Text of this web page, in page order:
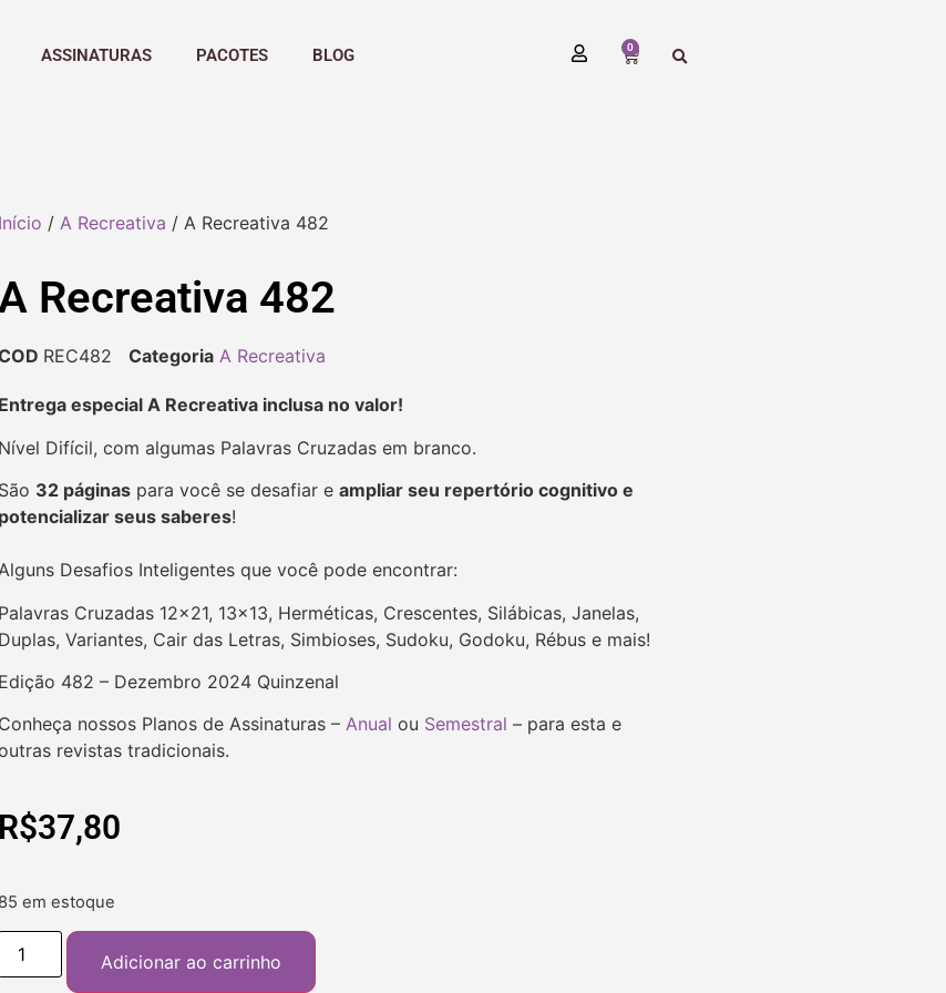
ASSINATURAS PACOTES BLOG 0
Início / A Recreativa / A Recreativa 482
Recreativa 482
REC482 Categoria A Recreativa
Entrega especial A Recreativa inclusa no valor!
Nível Difícil, com algumas Palavras Cruzadas em branco.
São 32 páginas para você se desafiar e ampliar seu repertório cognitivo e
potencializar seus saberes!
Desafios Inteligentes que você pode encontrar:
Palavras Cruzadas 12×21, 13×13, Herméticas, Crescentes, Silábicas, Janelas,
Duplas, Variantes, Cair das Letras, Simbioses, Sudoku, Godoku, Rébus e mais!
Edição 482 – Dezembro 2024 Quinzenal
Conheça nossos Planos de Assinaturas – Anual ou Semestral – para esta e
revistas tradicionais.
R$37,80
85 em estoque
Adicionar ao carrinho